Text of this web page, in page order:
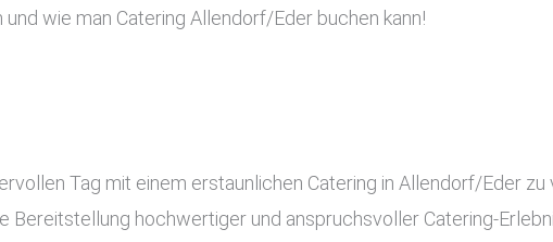
wie man Catering Allendorf/Eder buchen kann!
Tag mit einem erstaunlichen Catering in Allendorf/Eder
Bereitstellung hochwertiger und anspruchsvoller Catering-